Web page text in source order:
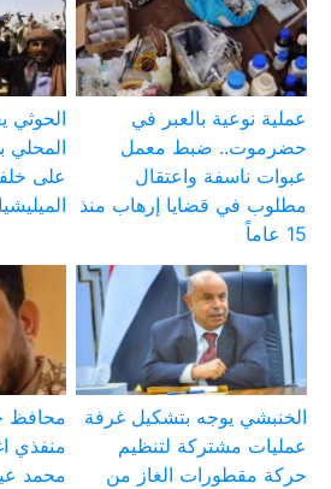
عملية نوعية بالعبر في
حضرموت.. ضبط معمل
عبوات ناسفة واعتقال
مطلوب في قضايا إرهاب منذ
15 عاماً
المحلي
على
الميليشيا
الخنبشي يوجه بتشكيل غرفة
عمليات مشتركة لتنظيم
حركة مقطورات الغاز من
منفذي
محمد